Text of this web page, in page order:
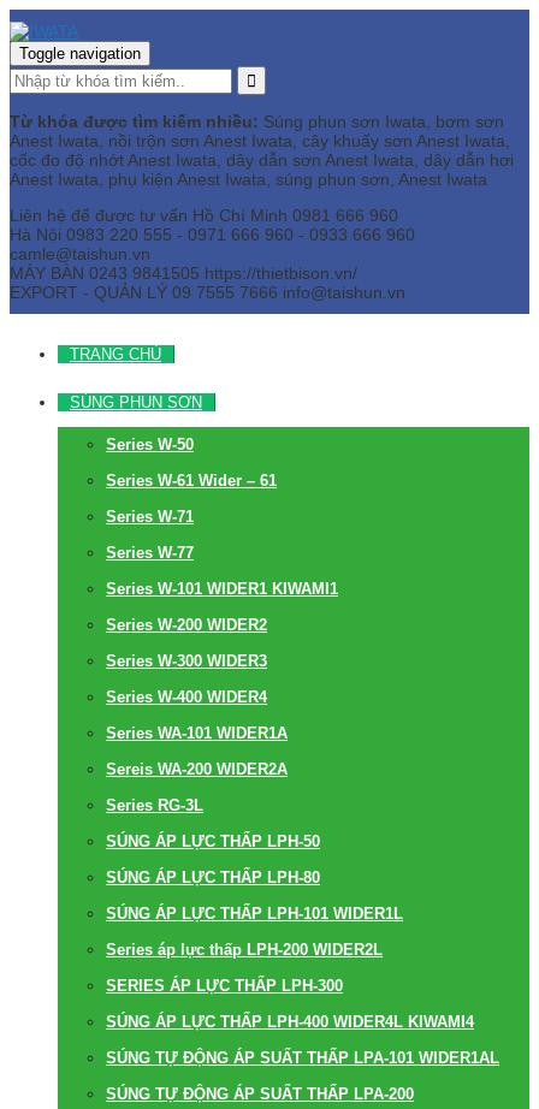
Toggle navigation
Từ khóa được tìm kiếm nhiều: Súng phun sơn Iwata, bơm sơn
Anest Iwata, nồi trộn sơn Anest Iwata, cây khuấy sơn Anest Iwata,
cốc đo độ nhớt Anest Iwata, dây dẫn sơn Anest Iwata, dây dẫn hơi
Anest Iwata, phụ kiện Anest Iwata, súng phun sơn, Anest Iwata
Liên hệ để được tư vấn Hồ Chí Minh 0981 666 960
Hà Nội 0983 220 555 - 0971 666 960 - 0933 666 960
camle@taishun.vn
MÁY BÀN 0243 9841505 https://thietbison.vn/
EXPORT - QUẢN LÝ 09 7555 7666 info@taishun.vn
TRANG CHỦ
SÚNG PHUN SƠN
Series W-50
Series W-61 Wider – 61
Series W-71
Series W-77
Series W-101 WIDER1 KIWAMI1
Series W-200 WIDER2
Series W-300 WIDER3
Series W-400 WIDER4
Series WA-101 WIDER1A
Sereis WA-200 WIDER2A
Series RG-3L
SÚNG ÁP LỰC THẤP LPH-50
SÚNG ÁP LỰC THẤP LPH-80
SÚNG ÁP LỰC THẤP LPH-101 WIDER1L
Series áp lực thấp LPH-200 WIDER2L
SERIES ÁP LỰC THẤP LPH-300
SÚNG ÁP LỰC THẤP LPH-400 WIDER4L KIWAMI4
SÚNG TỰ ĐỘNG ÁP SUẤT THẤP LPA-101 WIDER1AL
SÚNG TỰ ĐỘNG ÁP SUẤT THẤP LPA-200